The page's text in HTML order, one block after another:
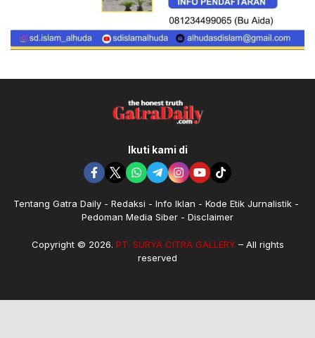
Ikuti kami di
Tentang Gatra Daily Redaksi Info Iklan
Kode Etik Jurnalistik
Pedoman Media Siber
Disclaimer
Copyright © 2026. PT. SURYA CITRA GALLERY– All rights
reserved